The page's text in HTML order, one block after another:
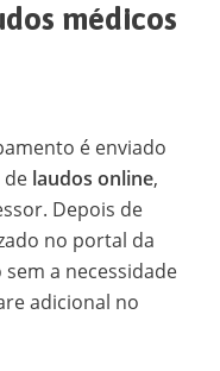
médicos
é enviado
de laudos online,
Depois de
no portal da
a necessidade
adicional no